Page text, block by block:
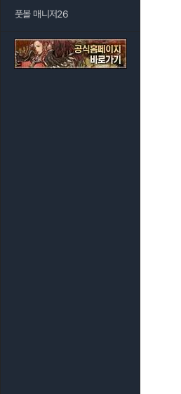
풋볼 매니저26